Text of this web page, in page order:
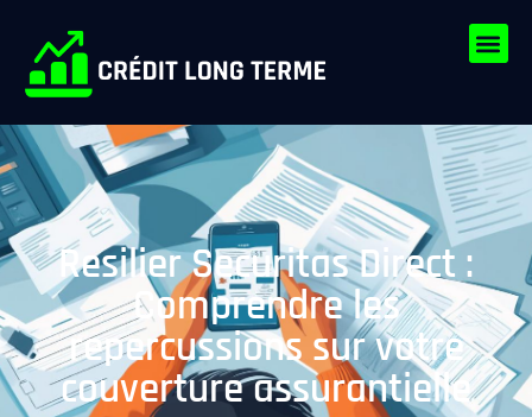
Resilier Securitas Direct :
Comprendre les
repercussions sur votre
couverture assurantielle